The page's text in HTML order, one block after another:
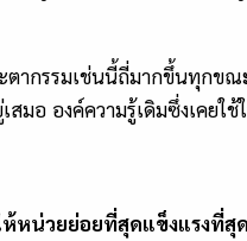
ากรรมเช่นนี้ถี่มากขึ้นทุกข
มอ องค์ความรู้เดิมซึ่งเคย
น่วยย่อยที่สุดแข็งแรงที่สุ